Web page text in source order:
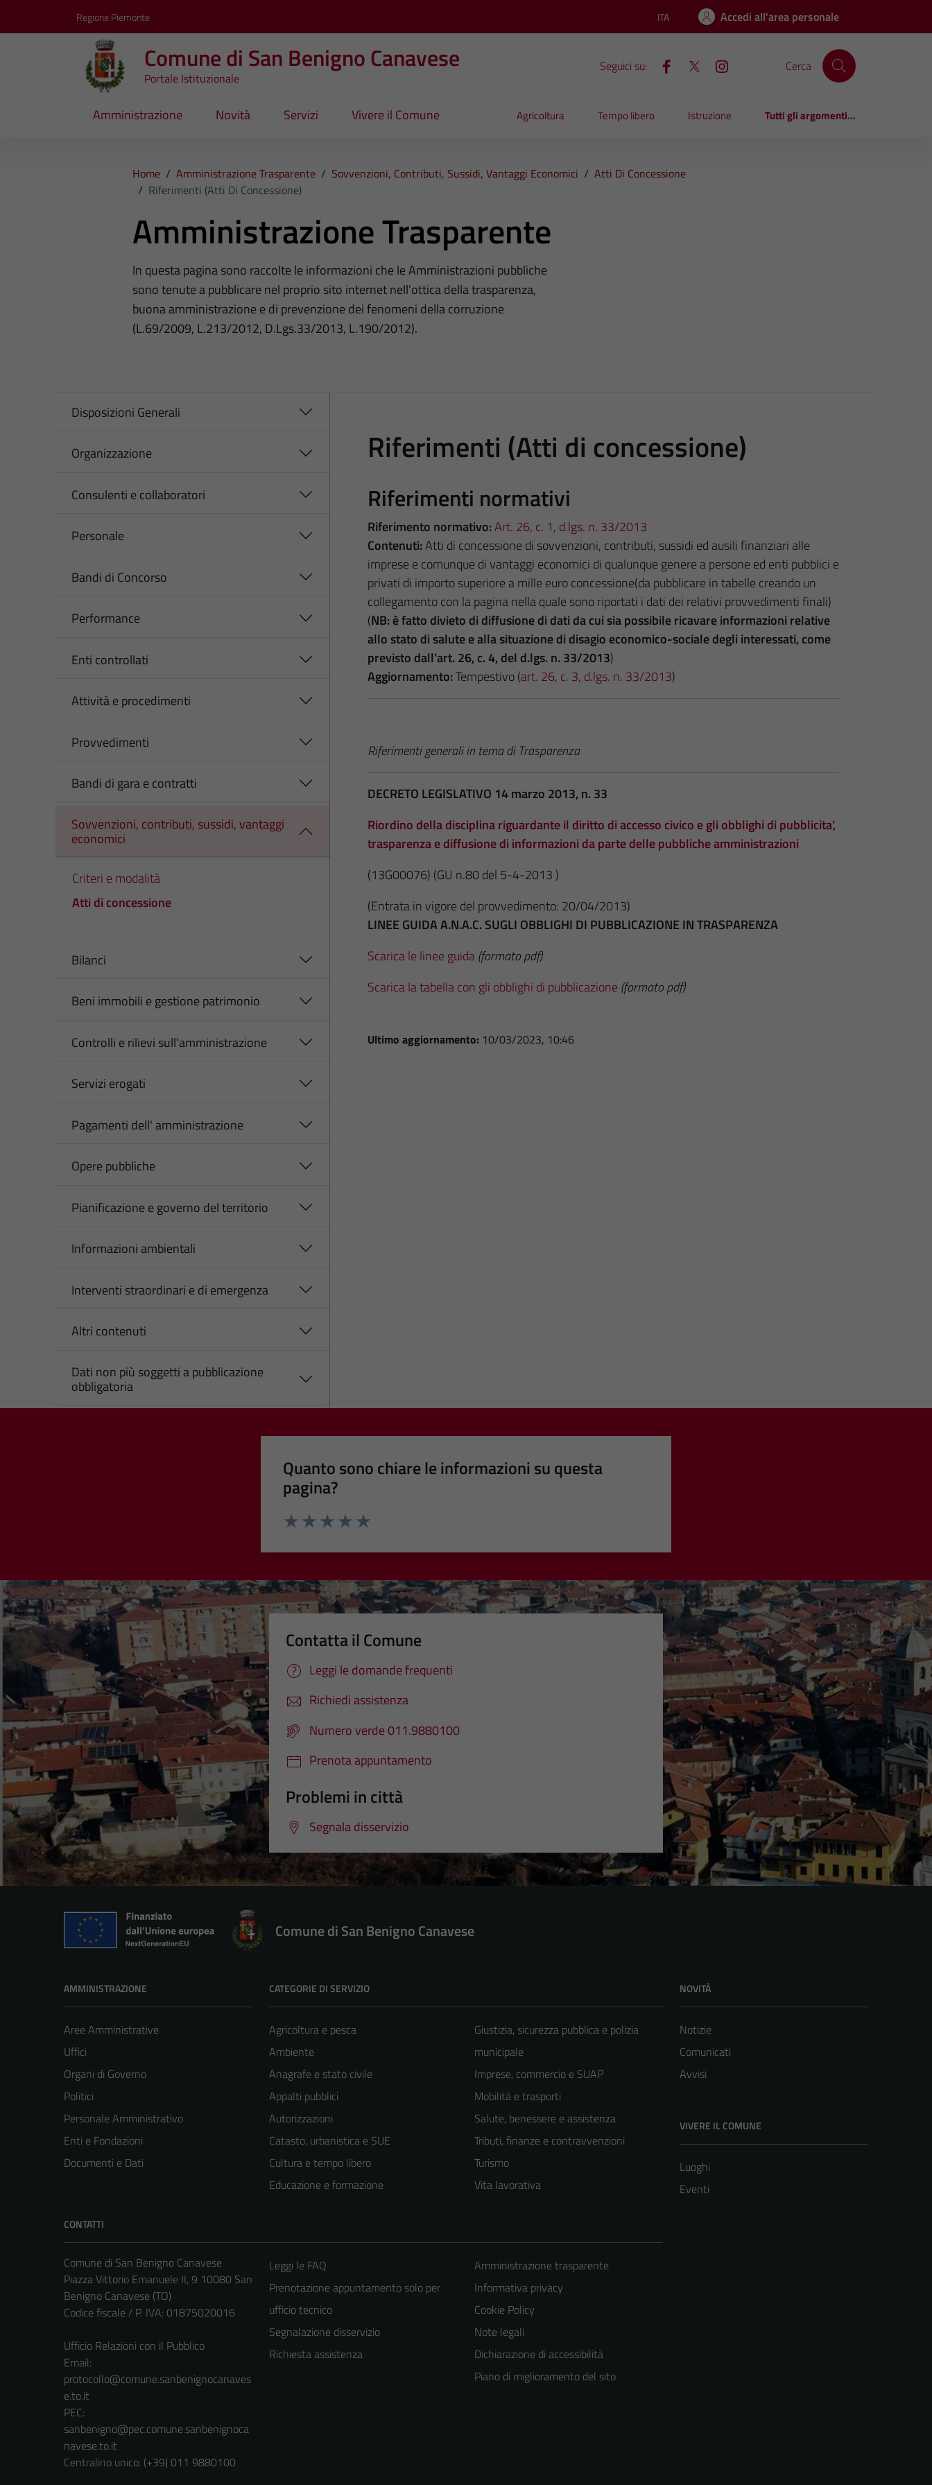
Regione Piemonte Lingua attiva:
ITA Accedi all'area personale
Comune di San Benigno Canavese
Portale Istituzionale
Seguici su: Cerca
Amministrazione Novità Servizi Vivere il Comune Agricoltura Tempo libero Istruzione Tutti gli argomenti...
Home / Amministrazione Trasparente / Sovvenzioni, Contributi, Sussidi, Vantaggi Economici / Atti Di Concessione
/ Riferimenti (Atti Di Concessione)
Amministrazione Trasparente
In questa pagina sono raccolte le informazioni che le Amministrazioni pubbliche
sono tenute a pubblicare nel proprio sito internet nell’ottica della trasparenza,
buona amministrazione e di prevenzione dei fenomeni della corruzione
(L.69/2009, L.213/2012, D.Lgs.33/2013, L.190/2012).
Disposizioni Generali
Organizzazione
Consulenti e collaboratori
Personale
Bandi di Concorso
Performance
Enti controllati
Attività e procedimenti
Provvedimenti
Bandi di gara e contratti
Sovvenzioni, contributi, sussidi, vantaggi
economici
Criteri e modalità
Atti di concessione
Bilanci
Beni immobili e gestione patrimonio
Controlli e rilievi sull'amministrazione
Servizi erogati
Pagamenti dell' amministrazione
Opere pubbliche
Pianificazione e governo del territorio
Informazioni ambientali
Interventi straordinari e di emergenza
Altri contenuti
Dati non più soggetti a pubblicazione
obbligatoria
Riferimenti (Atti di concessione)
Riferimenti normativi
Riferimento normativo:Art. 26, c. 1, d.lgs. n. 33/2013
Contenuti:Atti di concessione di sovvenzioni, contributi, sussidi ed ausili finanziari alle
imprese e comunque di vantaggi economici di qualunque genere a persone ed enti pubblici e
privati di importo superiore a mille euro concessione(da pubblicare in tabelle creando un
collegamento con la pagina nella quale sono riportati i dati dei relativi provvedimenti finali)
(NB: è fatto divieto di diffusione di dati da cui sia possibile ricavare informazioni relative
allo stato di salute e alla situazione di disagio economico-sociale degli interessati, come
previsto dall’art. 26, c. 4, del d.lgs. n. 33/2013)
Aggiornamento:Tempestivo (art. 26, c. 3, d.lgs. n. 33/2013)
Riferimenti generali in tema di Trasparenza
DECRETO LEGISLATIVO 14 marzo 2013, n. 33
Riordino della disciplina riguardante il diritto di accesso civico e gli obblighi di pubblicita’,
trasparenza e diffusione di informazioni da parte delle pubbliche amministrazioni
(13G00076) (GU n.80 del 5-4-2013 )
(Entrata in vigore del provvedimento: 20/04/2013)
LINEE GUIDA A.N.A.C. SUGLI OBBLIGHI DI PUBBLICAZIONE IN TRASPARENZA
Scarica le linee guida(formato pdf)
Scarica la tabella con gli obblighi di pubblicazione (formato pdf)
Ultimo aggiornamento: 10/03/2023, 10:46
Quanto sono chiare le informazioni su questa
pagina?
Contatta il Comune
Leggi le domande frequenti
Richiedi assistenza
Numero verde 011.9880100
Prenota appuntamento
Problemi in città
Segnala disservizio
Comune di San Benigno Canavese
AMMINISTRAZIONE
Aree Amministrative
Uffici
Organi di Governo
Politici
Personale Amministrativo
Enti e Fondazioni
Documenti e Dati
CATEGORIE DI SERVIZIO
Agricoltura e pesca
Ambiente
Anagrafe e stato civile
Appalti pubblici
Autorizzazioni
Catasto, urbanistica e SUE
Cultura e tempo libero
Educazione e formazione
Giustizia, sicurezza pubblica e polizia
municipale
Imprese, commercio e SUAP
Mobilità e trasporti
Salute, benessere e assistenza
Tributi, finanze e contravvenzioni
Turismo
Vita lavorativa
NOVITÀ
Notizie
Comunicati
Avvisi
VIVERE IL COMUNE
Luoghi
Eventi
CONTATTI
Comune di San Benigno Canavese
Piazza Vittorio Emanuele II, 9 10080 San
Benigno Canavese (TO)
Codice fiscale / P. IVA: 01875020016
Ufficio Relazioni con il Pubblico
Email:
protocollo@comune.sanbenignocanaves
e.to.it
PEC:
sanbenigno@pec.comune.sanbenignoca
navese.to.it
Centralino unico: (+39) 011 9880100
Leggi le FAQ
Prenotazione appuntamento solo per
ufficio tecnico
Segnalazione disservizio
Richiesta assistenza
Amministrazione trasparente
Informativa privacy
Cookie Policy
Note legali
Dichiarazione di accessibilità
Piano di miglioramento del sito